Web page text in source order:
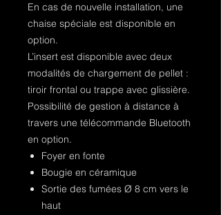
En cas de nouvelle installation, une
chaise spéciale est disponible en
option.
L’insert est disponible avec deux
modalités de chargement de pellet :
tiroir frontal ou trappe avec glissière.
Possibilité de gestion à distance à
travers une télécommande Bluetooth
en option.
Foyer en fonte
Bougie en céramique
Sortie des fumées Ø 8 cm vers le
haut